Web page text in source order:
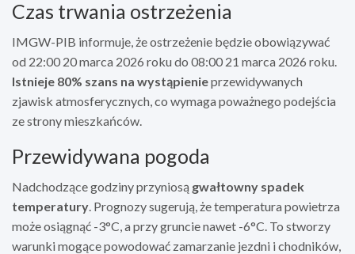
Czas trwania ostrzeżenia
IMGW-PIB informuje, że ostrzeżenie będzie obowiązywać
od 22:00 20 marca 2026 roku do 08:00 21 marca 2026 roku.
Istnieje 80% szans na wystąpienieprzewidywanych
zjawisk atmosferycznych, co wymaga poważnego podejścia
ze strony mieszkańców.
Przewidywana pogoda
Nadchodzące godziny przyniosą gwałtowny spadek
temperatury . Prognozy sugerują, że temperatura powietrza
może osiągnąć -3°C, a przy gruncie nawet -6°C. To stworzy
warunki mogące powodować zamarzanie jezdni i chodników,